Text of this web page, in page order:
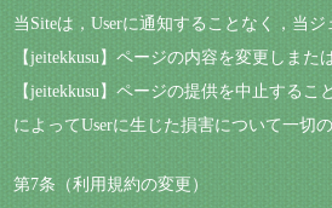
当Siteは，Userに通知することなく，当ジ
【jeitekkusu】ページの内容を変更しまた
【jeitekkusu】ページの提供を中止する
によってUserに生じた損害について一切
第7条（利用規約の変更）